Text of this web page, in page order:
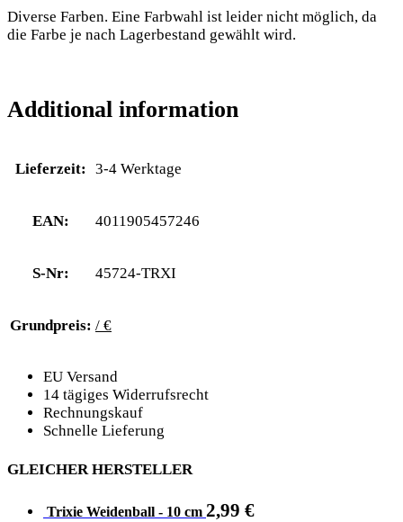
Diverse Farben. Eine Farbwahl ist leider nicht möglich, da
die Farbe je nach Lagerbestand gewählt wird.
Additional information
Lieferzeit: 3-4 Werktage
EAN: 4011905457246
S-Nr: 45724-TRXI
Grundpreis: / €
EU Versand
14 tägiges Widerrufsrecht
Rechnungskauf
Schnelle Lieferung
GLEICHER HERSTELLER
Trixie Weidenball - 10 cm 2,99 €